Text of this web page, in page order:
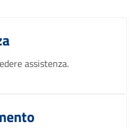
assistenza.